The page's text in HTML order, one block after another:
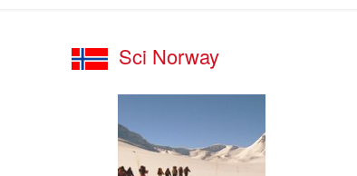
Sci Norway